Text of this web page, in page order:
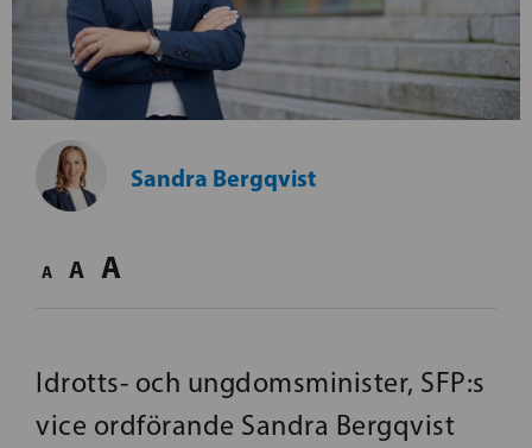
Sandra Bergqvist
A A A
Idrotts- och ungdomsminister, SFP:s
vice ordförande Sandra Bergqvist